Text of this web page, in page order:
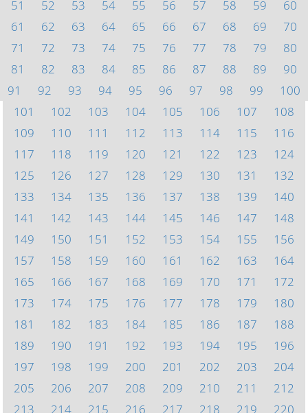
51
52 53 54 55 56 57 58 59
60
61
62 63 64 65 66 67 68 69
70
71
72 73 74 75 76 77 78 79
80
81
82 83 84 85 86 87 88 89
90
91
92 93 94 95 96 97 98 99
100
101
102 103 104 105 106 107
108
109
110 111 112 113 114 115
116
117
118 119 120 121 122 123
124
125
126 127 128 129 130 131
132
133
134 135 136 137 138 139
140
141
142 143 144 145 146 147
148
149
150 151 152 153 154 155
156
157
158 159 160 161 162 163
164
165
166 167 168 169 170 171
172
173
174 175 176 177 178 179
180
181
182 183 184 185 186 187
188
189
190 191 192 193 194 195
196
197
198 199 200 201 202 203
204
205
206 207 208 209 210 211
212
213
214 215 216 217 218 219 220